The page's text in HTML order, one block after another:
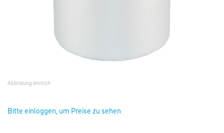
Abbildung ähnlich
Bitte einloggen, um Preise zu sehen